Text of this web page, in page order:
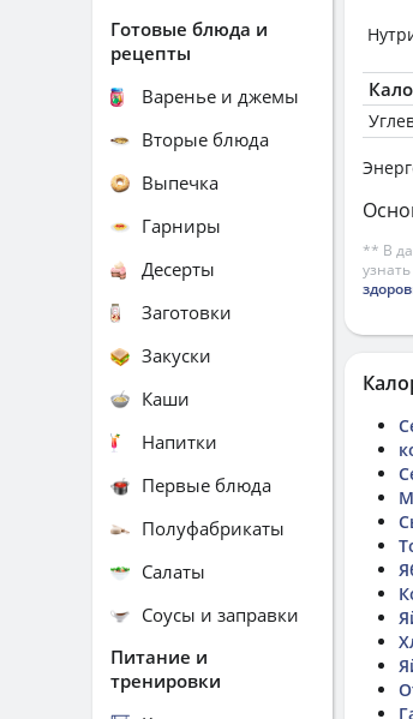
** В
Готовые блюда и
рецепты
Варенье и джемы
Вторые блюда
Выпечка
Гарниры
Десерты
Заготовки
Закуски
Каши
Напитки
Первые блюда
Полуфабрикаты
Салаты
Соусы и заправки
Питание и
тренировки